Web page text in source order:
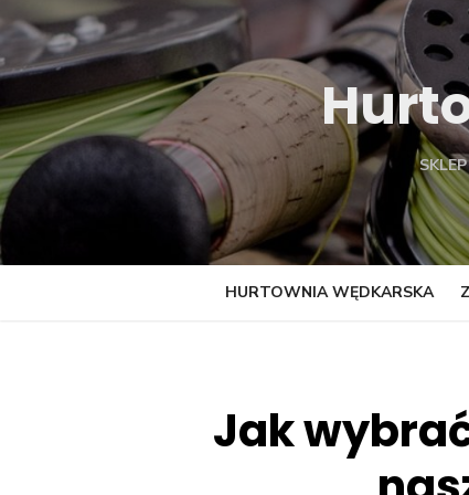
Skip
to
content
HURTOWNIA WĘDKARSKA
Jak